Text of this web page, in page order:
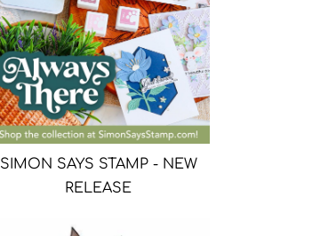
SIMON SAYS STAMP - NEW
RELEASE